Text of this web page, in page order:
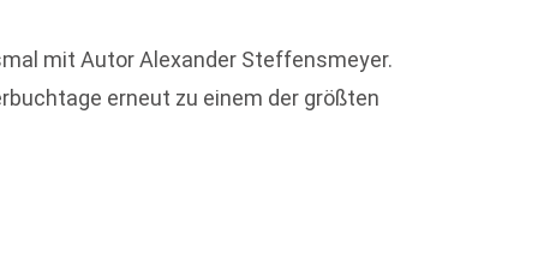
mit Autor Alexander Steffensmeyer.
erneut zu einem der größten